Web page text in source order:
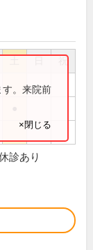
祝
す。来院前
×閉じる
診あり